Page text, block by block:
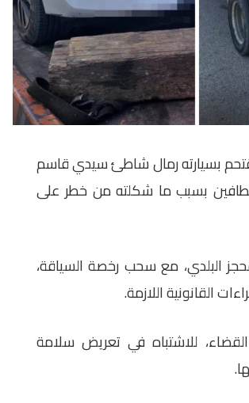
بسيارته رمال شاطئ سيدي قاسم
بسبب ما شكلته من خطر على
البلدي، مع سحب رخصة السياقة،
القانونية اللازمة.
للاشتباه في تعريض سلامة